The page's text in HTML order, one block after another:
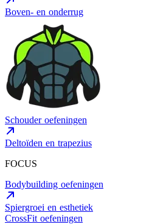
Boven- en onderrug
Schouder oefeningen
Deltoïden en trapezius
FOCUS
Bodybuilding oefeningen
Spiergroei en esthetiek
CrossFit oefeningen